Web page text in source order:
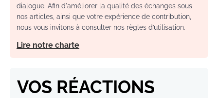
dialogue. Afin d'améliorer la qualité des échanges sous
nos articles, ainsi que votre expérience de contribution,
nous vous invitons à consulter nos règles d’utilisation.
Lire notre charte
VOS RÉACTIONS